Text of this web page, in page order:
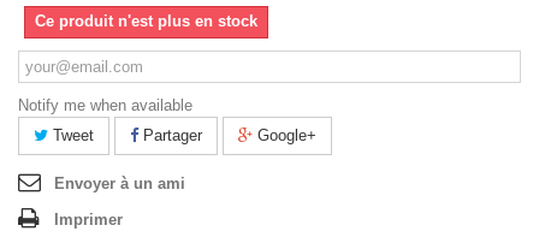
Ce produit n'est plus en stock
Notify me when available
Tweet
Partager Google+
Envoyer à un ami
Imprimer